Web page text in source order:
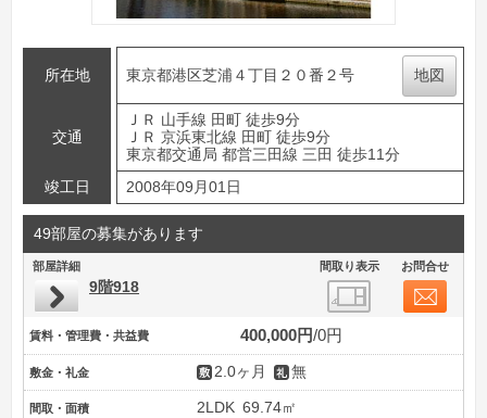
所在地 東京都港区芝浦４丁目２０番２号 地図
交通
ＪＲ 山手線 田町 徒歩9分
ＪＲ 京浜東北線 田町 徒歩9分
東京都交通局 都営三田線 三田 徒歩11分
竣工日
2008年09月01日
49部屋の募集があります
部屋詳細 間取り表示 お問合せ
9階918
賃料・管理費・共益費 400,000円 0円
敷金・礼金 2.0ヶ月 無
間取・面積 2LDK 69.74㎡